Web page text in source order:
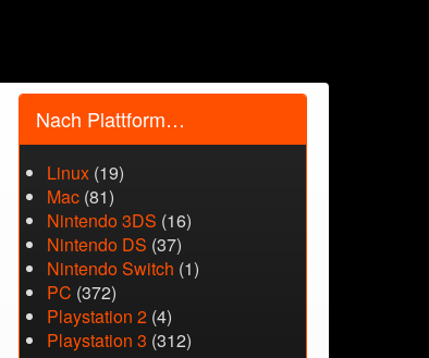
Nach Plattform…
Linux (19)
Mac (81)
Nintendo 3DS (16)
Nintendo DS (37)
Nintendo Switch (1)
PC (372)
Playstation 2 (4)
Playstation 3 (312)